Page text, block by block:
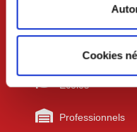
Cookies
Urbanisme
Écoles
Professionnels